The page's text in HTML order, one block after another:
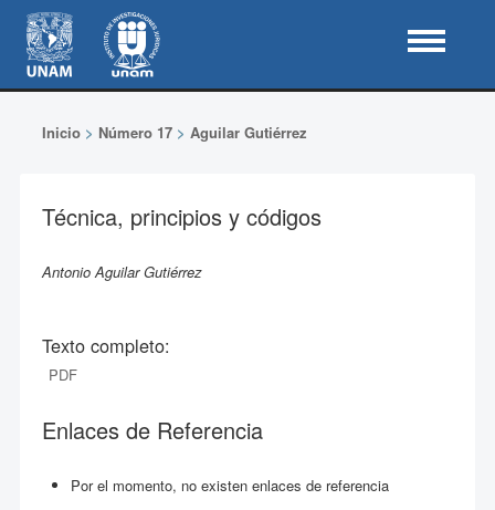
Inicio> Número 17> Aguilar Gutiérrez
Técnica, principios y códigos
Antonio Aguilar Gutiérrez
Texto completo:
PDF
Enlaces de Referencia
Por el momento, no existen enlaces de referencia